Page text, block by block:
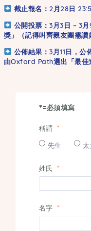
截止報名：2月28日
公開投票：3月3日 – 3
獎」（記得叫齊親友團需讚
公佈結果：3月11日，
由Oxford Path選出「最佳
*=必須填寫
稱謂
先生
太
姓氏
名字